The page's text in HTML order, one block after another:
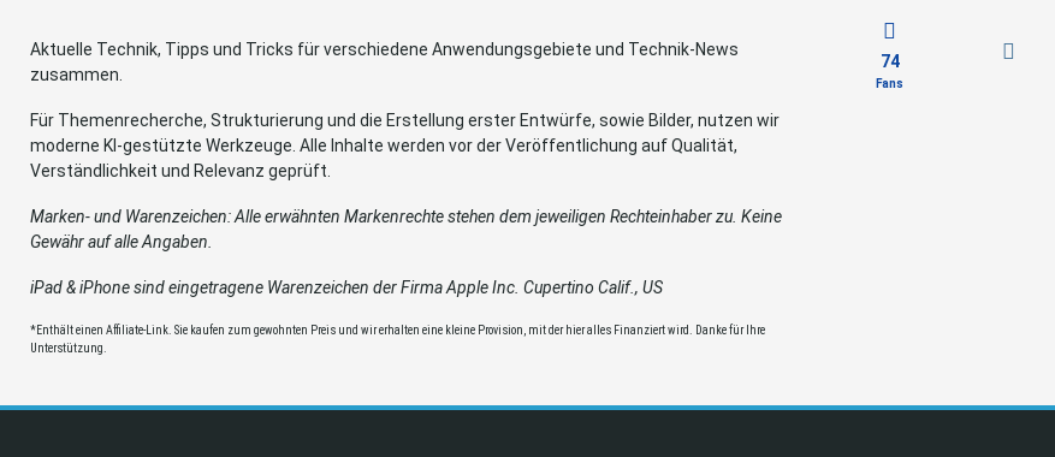
Aktuelle Technik, Tipps und Tricks für verschiedene Anwendungsgebiete und Technik-News
zusammen.
Für Themenrecherche, Strukturierung und die Erstellung erster Entwürfe, sowie Bilder, nutzen wir
moderne KI-gestützte Werkzeuge. Alle Inhalte werden vor der Veröffentlichung auf Qualität,
Verständlichkeit und Relevanz geprüft.
Marken- und Warenzeichen: Alle erwähnten Markenrechte stehen dem jeweiligen Rechteinhaber zu. Keine
Gewähr auf alle Angaben.
iPad & iPhone sind eingetragene Warenzeichen der Firma Apple Inc. Cupertino Calif., US
*Enthält einen Affiliate-Link. Sie kaufen zum gewohnten Preis und wir erhalten eine kleine Provision, mit der hier alles Finanziert wird. Danke für Ihre
Unterstützung.
74
Fans